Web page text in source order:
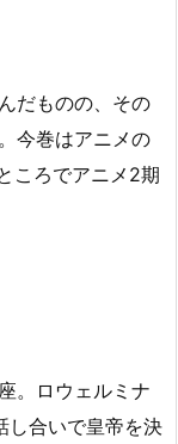
だものの、その
今巻はアニメの
ころでアニメ2期
。ロウェルミナ
し合いで皇帝を決